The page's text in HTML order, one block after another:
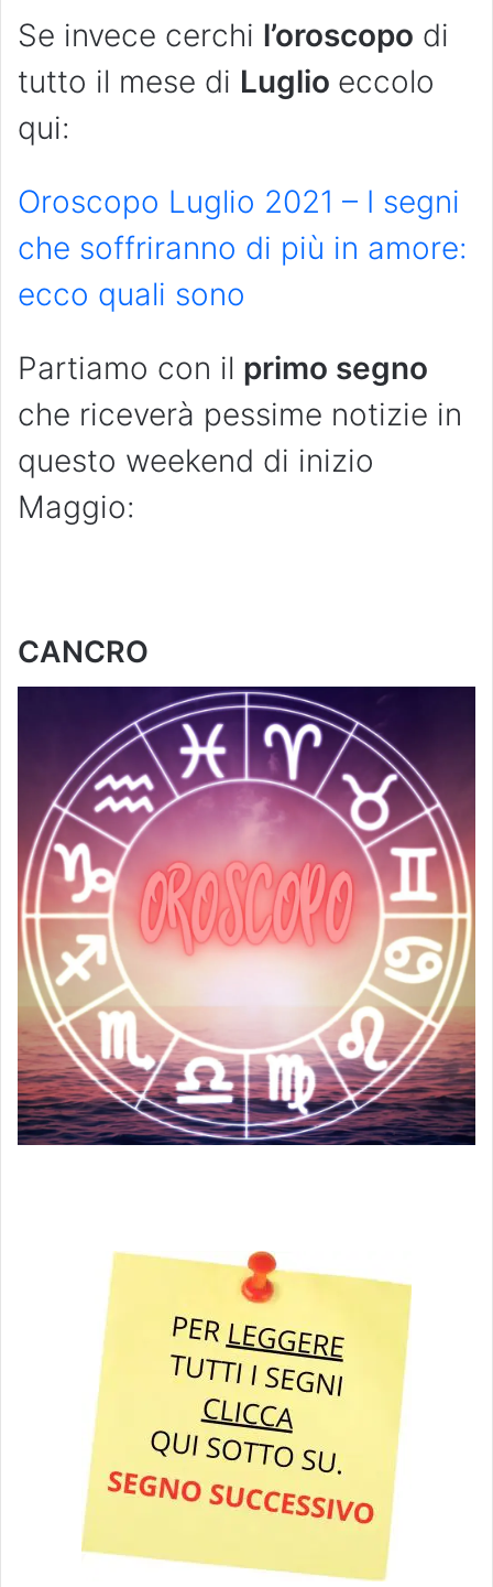
Se invece cerchi l’oroscopo di
tutto il mese di Luglio eccolo
qui:
Oroscopo Luglio 2021 – I segni
che soffriranno di più in amore:
ecco quali sono
Partiamo con il primo segno
che riceverà pessime notizie in
questo weekend di inizio
Maggio:
CANCRO